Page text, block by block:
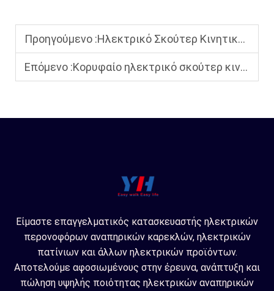
Προηγούμενο :Ηλεκτρικό Σκούτερ Κινητικότητας έναντι Συνηθισμένων Αναπηρικών Καροτσιών: Βασικές Διαφορές για την Επιλογή του Κατάλληλου
Επόμενο :Κορυφαίο ηλεκτρικό σκούτερ κινητικότητας για ανθρώπους με δυσκολίες στην κινητικότητα: Ομαλό, άνετο και εύκολο στη λειτουργία
Είμαστε επαγγελματικός κατασκευαστής ηλεκτρικών
περονοφόρων αναπηρικών καρεκλών, ηλεκτρικών
πατίνιων και άλλων ηλεκτρικών προϊόντων.
Αποτελούμε αφοσιωμένους στην έρευνα, ανάπτυξη και
πώληση υψηλής ποιότητας ηλεκτρικών αναπηρικών